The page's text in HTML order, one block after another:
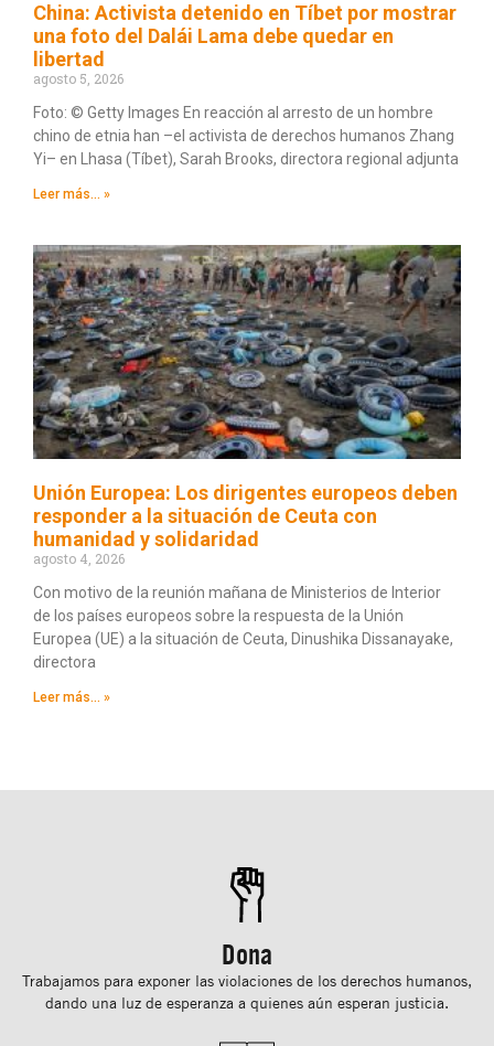
China: Activista detenido en Tíbet por mostrar
una foto del Dalái Lama debe quedar en
libertad
agosto 5, 2026
Foto: © Getty Images En reacción al arresto de un hombre
chino de etnia han –el activista de derechos humanos Zhang
Yi– en Lhasa (Tíbet), Sarah Brooks, directora regional adjunta
Leer más... »
Unión Europea: Los dirigentes europeos deben
responder a la situación de Ceuta con
humanidad y solidaridad
agosto 4, 2026
Con motivo de la reunión mañana de Ministerios de Interior
de los países europeos sobre la respuesta de la Unión
Europea (UE) a la situación de Ceuta, Dinushika Dissanayake,
directora
Leer más... »
Dona
Trabajamos para exponer las violaciones de los derechos humanos,
dando una luz de esperanza a quienes aún esperan justicia.